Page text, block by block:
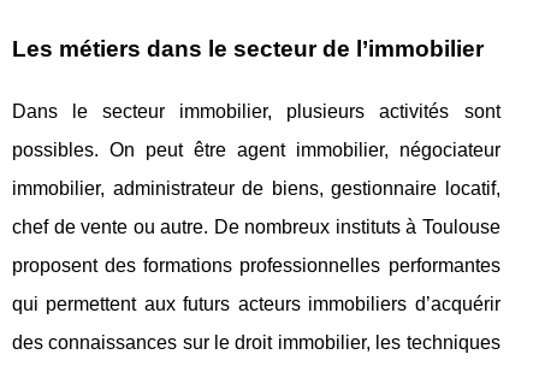
Les métiers dans le secteur de l’immobilier
Dans le secteur immobilier, plusieurs activités sont
possibles. On peut être agent immobilier, négociateur
immobilier, administrateur de biens, gestionnaire locatif,
chef de vente ou autre. De nombreux instituts à Toulouse
proposent des formations professionnelles performantes
qui permettent aux futurs acteurs immobiliers d’acquérir
des connaissances sur le droit immobilier, les techniques